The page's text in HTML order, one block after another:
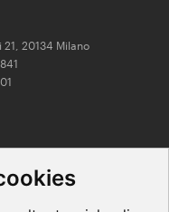
21, 20134 Milano